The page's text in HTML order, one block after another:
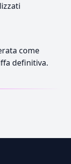
come
definitiva.